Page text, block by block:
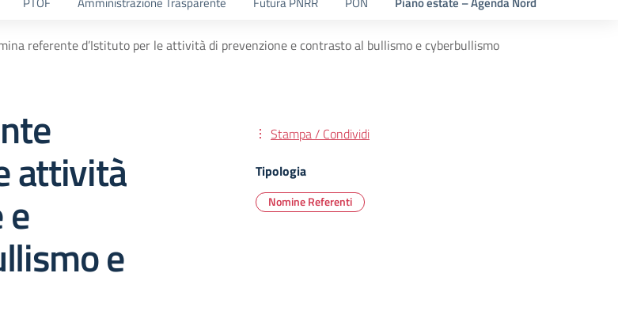
referente d’Istituto per le attività di prevenzione e contrasto al bullismo e cyberbullismo
attività
e
Stampa / Condividi
Tipologia
Nomine Referenti